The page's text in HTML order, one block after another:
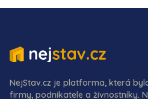
NejStav.cz je platforma, která
firmy, podnikatele a živnostníky.